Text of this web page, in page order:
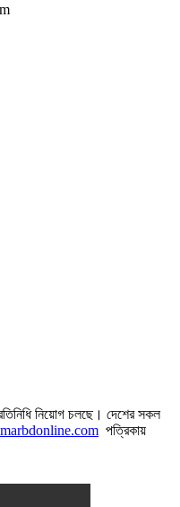
নিয়োগ চলছে। দেশের সকল
পত্রিকায়